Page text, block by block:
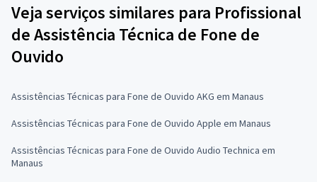
Veja serviços similares para Profissional
de Assistência Técnica de Fone de
Ouvido
Assistências Técnicas para Fone de Ouvido AKG em Manaus
Assistências Técnicas para Fone de Ouvido Apple em Manaus
Assistências Técnicas para Fone de Ouvido Audio Technica em
Manaus